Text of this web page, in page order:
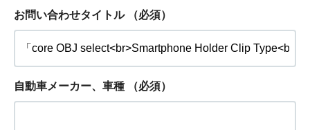
お問い合わせタイトル （必須）
自動車メーカー、車種 （必須）